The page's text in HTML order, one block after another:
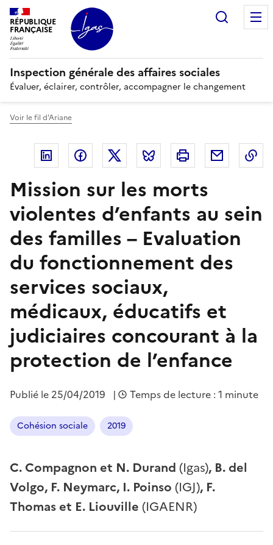
Panneau de gestion des cookies
RÉPUBLIQUE
FRANÇAISE
Inspection générale des affaires sociales
Évaluer, éclairer, contrôler, accompagner le changement
Voir le fil d'Ariane
Linkedin FacebookTwitter Bluesky Imprimer Courriel
Mission sur les morts
violentes d’enfants au sein
des familles – Evaluation
du fonctionnement des
services sociaux,
médicaux, éducatifs et
judiciaires concourant à la
protection de l’enfance
Publié le 25/04/2019 | Temps de lecture : 1 minute
Cohésion sociale 2019
C. Compagnon et N. Durand (Igas), B. del
Volgo, F. Neymarc, I. Poinso (IGJ), F.
Thomas et E. Liouville (IGAENR)